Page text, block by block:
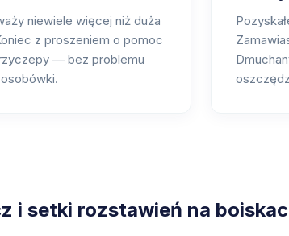
niewiele więcej niż duża
z proszeniem o pomoc
— bez problemu
i setki rozstawień na